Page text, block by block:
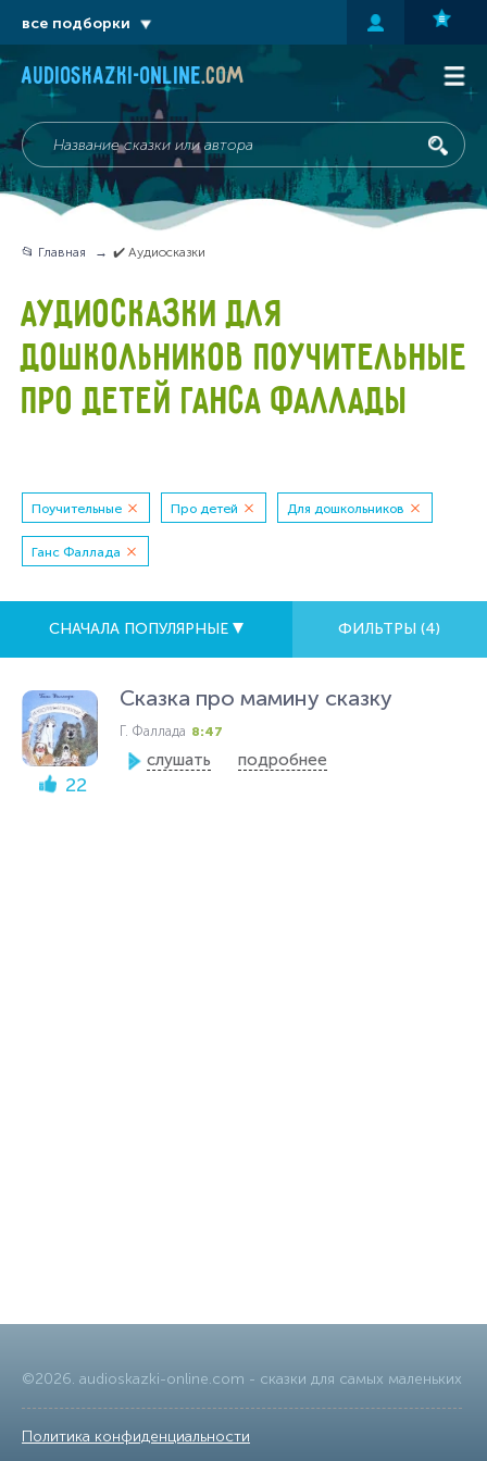
audioskazki-online.com
📂 Главная ✔️ Аудиосказки
АУДИОСКАЗКИ ДЛЯ
ДОШКОЛЬНИКОВ ПОУЧИТЕЛЬНЫЕ
ПРО ДЕТЕЙ ГАНСА ФАЛЛАДЫ
Поучительные Про детей Для дошкольников
Ганс Фаллада
СНАЧАЛА ПОПУЛЯРНЫЕ ФИЛЬТРЫ (4)
22
Сказка про мамину сказку
Г. Фаллада 8:47
слушать подробнее
©2026. audioskazki-online.com - сказки для самых маленьких
Политика конфиденциальности
все подборки